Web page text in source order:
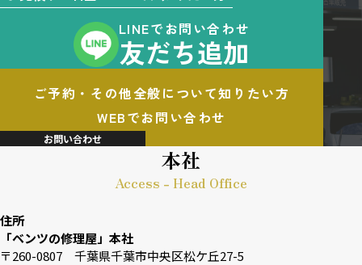
LINEでお問い合わせ
友だち追加
ご予約・その他全般について知りたい方
WEBでお問い合わせ
お問い合わせ
本社
Access - Head Office
住所
「ベンツの修理屋」本社
〒260-0807 千葉県千葉市中央区松ケ丘27-5